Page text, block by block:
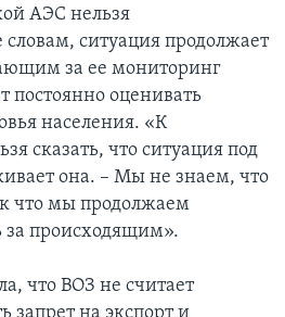
АЭС нельзя
ситуация продолжает
за ее мониторинг
постоянно оценивать
населения. «К
сказать, что ситуация под
она. – Мы не знаем, что
что мы продолжаем
за происходящим».
что ВОЗ не считает